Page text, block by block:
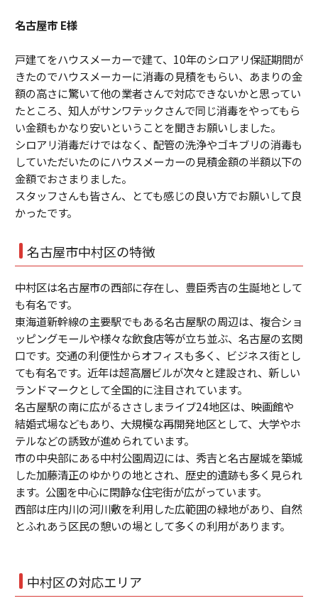
名古屋市 E様
戸建てをハウスメーカーで建て、10年のシロアリ保証期間が
きたのでハウスメーカーに消毒の見積をもらい、あまりの金
額の高さに驚いて他の業者さんで対応できないかと思ってい
たところ、知人がサンワテックさんで同じ消毒をやってもら
い金額もかなり安いということを聞きお願いしました。
シロアリ消毒だけではなく、配管の洗浄やゴキブリの消毒も
していただいたのにハウスメーカーの見積金額の半額以下の
金額でおさまりました。
スタッフさんも皆さん、とても感じの良い方でお願いして良
かったです。
名古屋市中村区の特徴
中村区は名古屋市の西部に存在し、豊臣秀吉の生誕地として
も有名です。
東海道新幹線の主要駅でもある名古屋駅の周辺は、複合ショ
ッピングモールや様々な飲食店等が立ち並ぶ、名古屋の玄関
口です。交通の利便性からオフィスも多く、ビジネス街とし
ても有名です。近年は超高層ビルが次々と建設され、新しい
ランドマークとして全国的に注目されています。
名古屋駅の南に広がるささしまライブ24地区は、映画館や
結婚式場などもあり、大規模な再開発地区として、大学やホ
テルなどの誘致が進められています。
市の中央部にある中村公園周辺には、秀吉と名古屋城を築城
した加藤清正のゆかりの地とされ、歴史的遺跡も多く見られ
ます。公園を中心に閑静な住宅街が広がっています。
西部は庄内川の河川敷を利用した広範囲の緑地があり、自然
とふれあう区民の憩いの場として多くの利用があります。
中村区の対応エリア